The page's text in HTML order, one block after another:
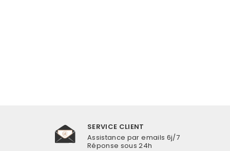
SERVICE CLIENT
Assistance par emails 6j/7
Réponse sous 24h